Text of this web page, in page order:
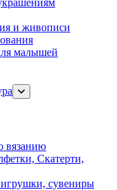
и живописи
малышей
вязанию
Скатерти,
сувениры